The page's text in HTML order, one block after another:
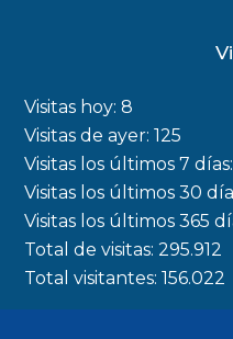
o
k
Visitas hoy:8
Visitas de ayer:125
Visitas los últimos 7
Visitas los últimos 30
Visitas los últimos 365
Total de visitas:295.912
Total visitantes:156.022